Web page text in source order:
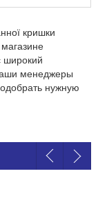
кришки
широкий
менеджеры
нужную